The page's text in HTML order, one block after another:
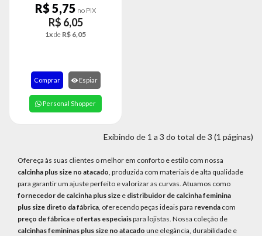
ATENDIMENTO
Chat
WhatsApp
Envie-
R$ 5,75 no PIX
R$ 6,05
1xde R$ 6,05
Comprar Espiar
Personal Shopper
Exibindo de 1 a 3 do total de 3 (1 páginas)
Ofereça às suas clientes o melhor em conforto e estilo com nossa
calcinha plus size no atacado , produzida com materiais de alta qualidade
para garantir um ajuste perfeito e valorizar as curvas. Atuamos como
fornecedor de calcinha plus size e distribuidor de calcinha feminina
plus size direto da fábrica , oferecendo peças ideais para revenda com
preço de fábrica e ofertas especiaispara lojistas. Nossa coleção de
calcinhas femininas plus size no atacado une elegância, durabilidade e